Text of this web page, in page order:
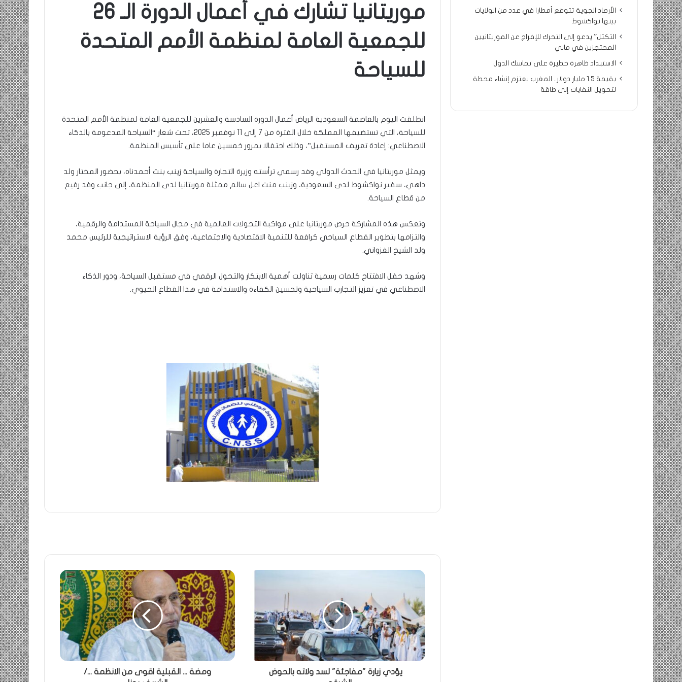
موريتانيا تشارك في أعمال الدورة الـ 26
للجمعية العامة لمنظمة الأمم المتحدة
للسياحة
انطلقت اليوم بالعاصمة السعودية الرياض أعمال الدورة السادسة والعشرين للجمعية العامة لمنظمة الأمم المتحدة
للسياحة، التي تستضيفها المملكة خلال الفترة من 7 إلى 11 نوفمبر 2025، تحت شعار “السياحة المدعومة بالذكاء
الاصطناعي: إعادة تعريف المستقبل”، وذلك احتفالا بمرور خمسين عاما على تأسيس المنظمة.
ويمثل موريتانيا في الحدث الدولي وفد رسمي ترأسته وزيرة التجارة والسياحة زينب بنت أحمدناه، بحضور المختار ولد
داهي، سفير نواكشوط لدى السعودية، وزينب منت اعل سالم ممثلة موريتانيا لدى المنظمة، إلى جانب وفد رفيع
من قطاع السياحة.
وتعكس هذه المشاركة حرص موريتانيا على مواكبة التحولات العالمية في مجال السياحة المستدامة والرقمية،
والتزامها بتطوير القطاع السياحي كرافعة للتنمية الاقتصادية والاجتماعية، وفق الرؤية الاستراتيجية للرئيس محمد
ولد الشيخ الغزواني.
وشهد حفل الافتتاح كلمات رسمية تناولت أهمية الابتكار والتحول الرقمي في مستقبل السياحة، ودور الذكاء
الاصطناعي في تعزيز التجارب السياحية وتحسين الكفاءة والاستدامة في هذا القطاع الحيوي.
يؤدي زيارة "مفاجئة" لسد ولاته بالحوض
ومضة ... القبلية اقوى من الانظمة .../
الأرصاد الجوية تتوقع أمطارا في عدد من الولايات
بينها نواكشوط
التكتل” يدعو إلى التحرك للإفراج عن الموريتانيين
المحتجزين في مالي
الاستبداد ظاهرة خطيرة على تماسك الدول
بقيمة 1.5 مليار دولار.. المغرب يعتزم إنشاء محطة
لتحويل النفايات إلى طاقة